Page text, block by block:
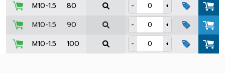
M10-1.5
80 -
+
M10-1.5
90 -
+
M10-1.5
100 - +